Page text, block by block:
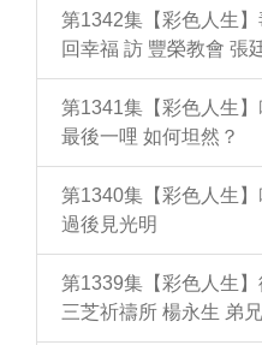
第1342集【彩色人生
回幸福 訪 豐榮教會 張
第1341集【彩色人生
最後一哩 如何坦然？
第1340集【彩色人生
過後見光明
第1339集【彩色人生
三芝祈禱所 楊永生 弟兄